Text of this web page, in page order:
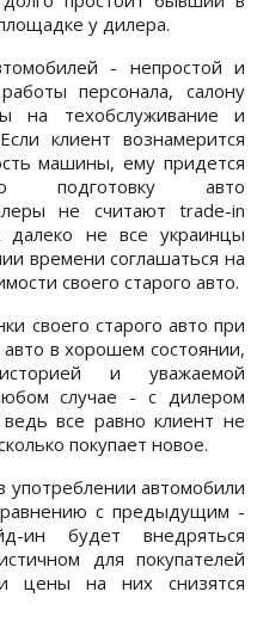
у дилера.
- непростой и
персонала, салону
на техобслуживание и
клиент вознамерится
машины, ему придется
подготовку авто
не считают trade-in
не все украинцы
времени соглашаться на
своего старого авто.
своего старого авто при
в хорошем состоянии,
и уважаемой
случае - с дилером
все равно клиент не
покупает новое.
автомобили
с предыдущим -
ин будет внедряться
для покупателей
цены на них снизятся